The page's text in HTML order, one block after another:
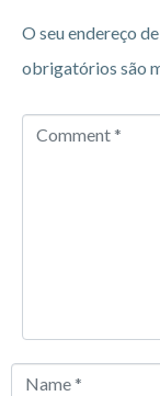
O seu endereço
obrigatórios são
Comment
Name